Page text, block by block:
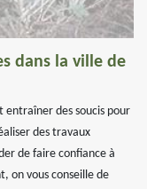
dans la ville de
entraîner des soucis pour
des travaux
de faire confiance à
on vous conseille de